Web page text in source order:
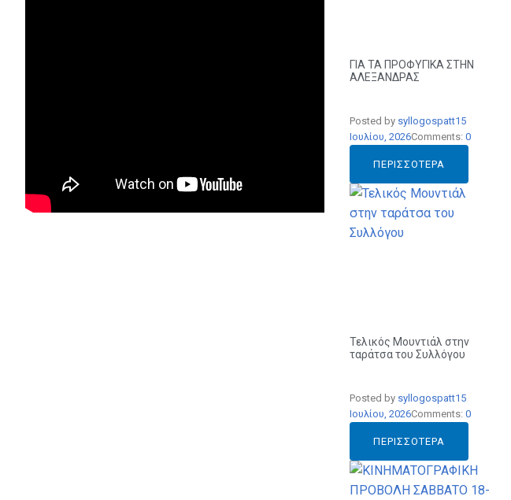
ΓΙΑ ΤΑ ΠΡΟΦΥΓΙΚΑ ΣΤΗΝ
ΑΛΕΞΑΝΔΡΑΣ
Posted by syllogospatt15
Ιουλίου, 2026Comments: 0
ΠΕΡΙΣΣΌΤΕΡΑ
Τελικός Μουντιάλ στην
ταράτσα του Συλλόγου
Posted by syllogospatt15
Ιουλίου, 2026Comments: 0
ΠΕΡΙΣΣΌΤΕΡΑ